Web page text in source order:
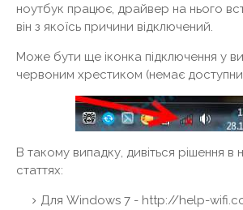
ноутбук працює, драйвер на нього
він з якоїсь причини відключений.
Може бути ще іконка підключення у
червоним хрестиком (немає
В такому випадку, дивіться рішення в
статтях:
Для Windows 7 - http://help-